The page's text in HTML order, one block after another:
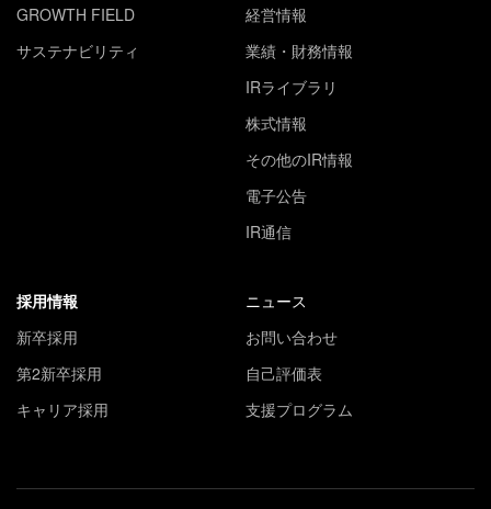
GROWTH FIELD
サステナビリティ
経営情報
業績・財務情報
IRライブラリ
株式情報
その他のIR情報
電子公告
IR通信
採用情報
新卒採用
第2新卒採用
キャリア採用
ニュース
お問い合わせ
自己評価表
支援プログラム